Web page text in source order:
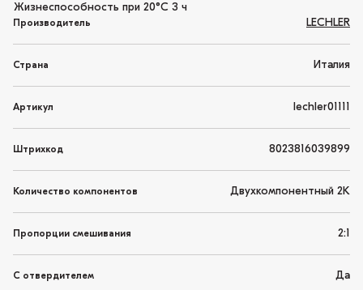
Жизнеспособность при 20°С 3 ч
Производитель LECHLER
Страна Италия
Артикул lechler01111
Штрихкод 8023816039899
Количество компонентов Двухкомпонентный 2K
Пропорции смешивания 2:1
С отвердителем Да